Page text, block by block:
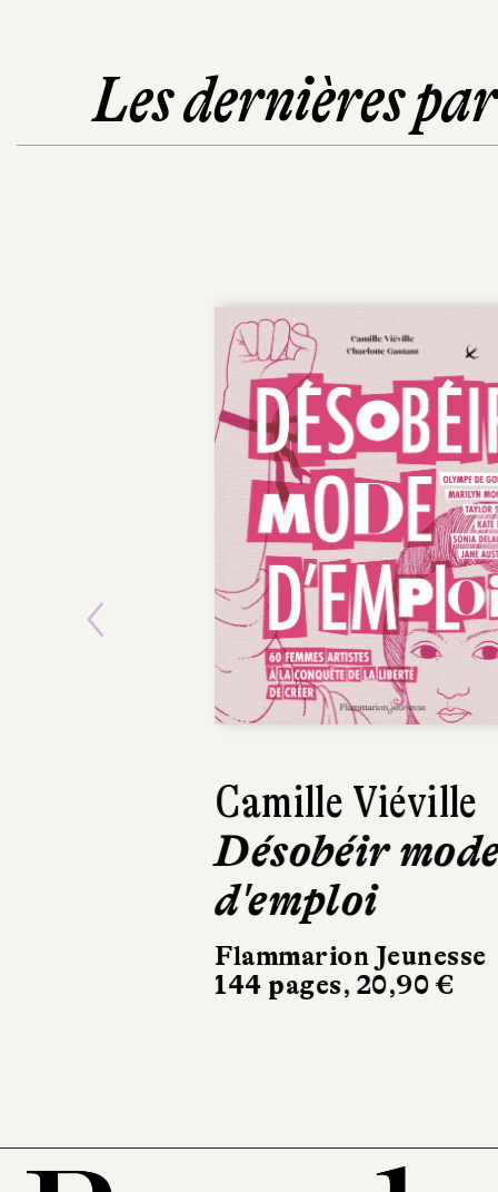
Les dernières
Camille Viéville
Désobéir mode
d'emploi
Flammarion Jeunesse
144 pages, 20,90 €
Previous